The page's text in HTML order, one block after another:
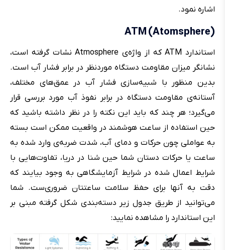
اشاره نمود.
(ATM (Atomsphere
استاندارد ATM که از واژه‌ی Atmosphere نشات گرفته است،
نشانگر میزان مقاومت دستگاه مورد‌نظر در برابر فشار آب است.
بدین منظور با شبیه‌سازی فشار آب در عمق‌های مختلف،
آستانه‌ی مقاومت دستگاه در برابر نفوذ آب مورد بررسی قرار
می‌گیرد؛ هر چند که باید این نکته را در نظر داشته باشید که
حین استفاده از ساعت هوشمند در واقعیت ممکن است بسته
به عواملی چون حرکات و دمای آب، شدت ضربه‌ی وارد شده به
ساعت یا حرکات دستان شما حین شنا در دریا، تفاوت‌هایی با
شرایط اعمال شده در شرایط آزمایشگاهی به وجود بیایند که
دقت به آنها برای حفظ سلامت ساعتتان ضروری‌ست. شما
می‌توانید از طریق جدول زیر دسته‌بندی شکل گرفته مبنی بر
این استاندارد را مشاهده نمایید: